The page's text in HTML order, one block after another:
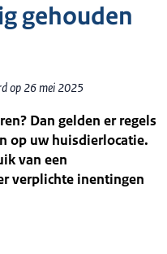
gehouden
op 26 mei 2025
Dan gelden er regels
op uw huisdierlocatie.
van een
verplichte inentingen